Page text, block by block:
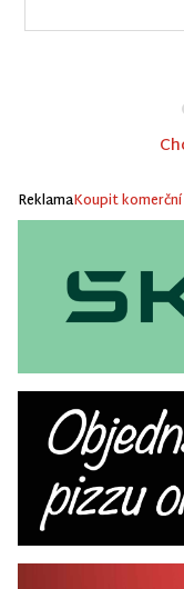
ReklamaKoupit